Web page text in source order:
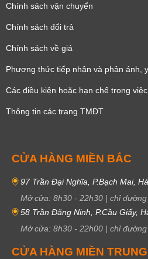
Chính sách vận chuyển
Chính sách đổi trả
Chính sách về giá
Phương thức tiếp nhận và phản ánh,
Các điều kiện hoặc hạn chế trong
Thông tin các trang TMĐT
CỬA HÀNG MIỀN BẮC
97 Trần Đại Nghĩa, P.Bạch Mai,
Mở cửa: 8h30 - 22h30 | chỉ đường
58 Trần Đăng Ninh, P.Cầu Giấy,
Mở cửa: 8h30 - 22h00 | chỉ đường
CỬA HÀNG MIỀN TRUNG